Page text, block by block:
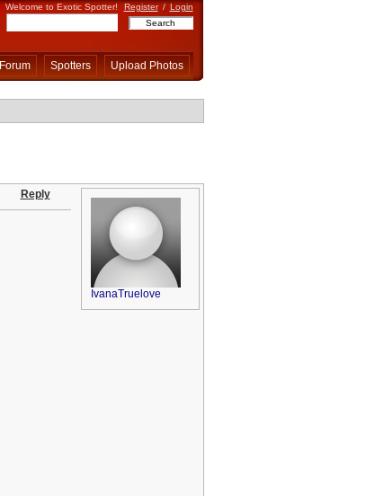
Welcome to Exotic Spotter! Register / Login
Forum Spotters Upload Photos
Reply
IvanaTruelove